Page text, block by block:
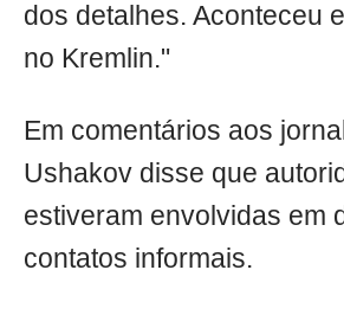
dos detalhes. Aconteceu
no Kremlin."
Em comentários aos
Ushakov disse que
estiveram envolvidas em
contatos informais.